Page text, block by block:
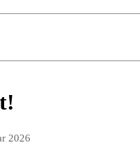
2026